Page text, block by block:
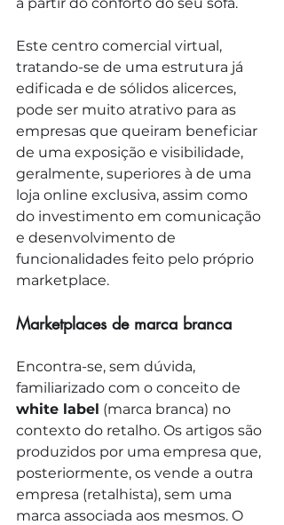
Este centro comercial virtual,
tratando-se de uma estrutura já
edificada e de sólidos alicerces,
pode ser muito atrativo para as
empresas que queiram beneficiar
de uma exposição e visibilidade,
geralmente, superiores à de uma
loja online exclusiva, assim como
do investimento em comunicação
e desenvolvimento de
funcionalidades feito pelo próprio
marketplace.
Marketplaces de marca branca
Encontra-se, sem dúvida,
familiarizado com o conceito de
white label (marca branca) no
contexto do retalho. Os artigos são
produzidos por uma empresa que,
posteriormente, os vende a outra
empresa (retalhista), sem uma
marca associada aos mesmos. O